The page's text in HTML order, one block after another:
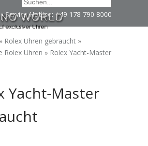
Service Hotline: +49 178 790 8000
» Rolex Uhren gebraucht »
Rolex Uhren » Rolex Yacht-Master
Yacht-Master